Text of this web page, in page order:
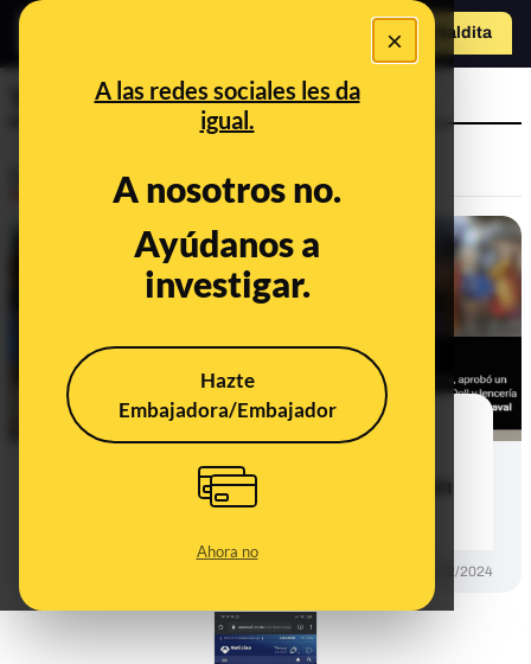
×
A las redes sociales les da
igual.
A nosotros no.
Ayúdanos a
investigar.
Hazte
Embajadora/Embajador
Ahora no
Hazte Maldita
Torrevieja
Qué sabemos sobre la polémica
Torrevieja (Alicante) con menores en
lencería y pezoneras
16/02/2024